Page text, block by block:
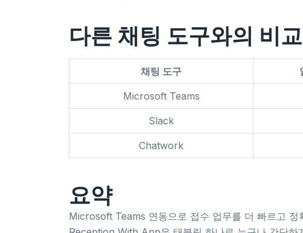
다른 채팅 도구와의 비교
채팅 도구
Microsoft Teams
Slack
Chatwork
요약
Microsoft Teams 연동으로 접수 업무를 더 빠르고 정